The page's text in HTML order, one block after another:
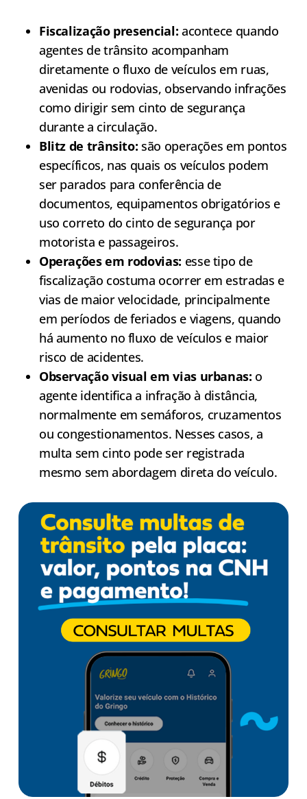
Fiscalização presencial: acontece quando
agentes de trânsito acompanham
diretamente o fluxo de veículos em ruas,
avenidas ou rodovias, observando infrações
como dirigir sem cinto de segurança
durante a circulação.
Blitz de trânsito: são operações em pontos
específicos, nas quais os veículos podem
ser parados para conferência de
documentos, equipamentos obrigatórios e
uso correto do cinto de segurança por
motorista e passageiros.
Operações em rodovias: esse tipo de
fiscalização costuma ocorrer em estradas e
vias de maior velocidade, principalmente
em períodos de feriados e viagens, quando
há aumento no fluxo de veículos e maior
risco de acidentes.
Observação visual em vias urbanas: o
agente identifica a infração à distância,
normalmente em semáforos, cruzamentos
ou congestionamentos. Nesses casos, a
multa sem cinto pode ser registrada
mesmo sem abordagem direta do veículo.